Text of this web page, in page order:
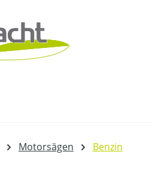
Motorsägen Benzin